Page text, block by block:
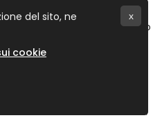
del sito, ne
cookie
x
presente informativa sono
dei propri compiti e
e all’erogazione
del portale web;
ed i servizi richiesti;